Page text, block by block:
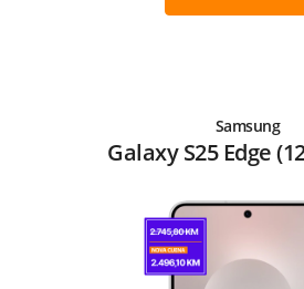
Samsung
Galaxy S25 Edge